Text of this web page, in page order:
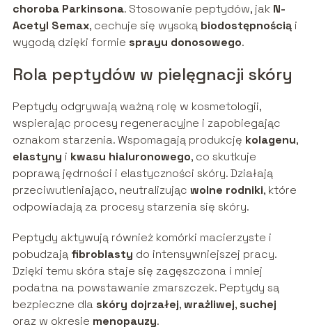
choroba Parkinsona. Stosowanie peptydów, jak N-
Acetyl Semax, cechuje się wysoką biodostępnościąi
wygodą dzięki formie sprayu donosowego.
Rola peptydów w pielęgnacji skóry
Peptydy odgrywają ważną rolę w kosmetologii,
wspierając procesy regeneracyjne i zapobiegając
oznakom starzenia. Wspomagają produkcję kolagenu,
elastyny i kwasu hialuronowego, co skutkuje
poprawą jędrności i elastyczności skóry. Działają
przeciwutleniająco, neutralizując wolne rodniki, które
odpowiadają za procesy starzenia się skóry.
Peptydy aktywują również komórki macierzyste i
pobudzają fibroblasty do intensywniejszej pracy.
Dzięki temu skóra staje się zagęszczona i mniej
podatna na powstawanie zmarszczek. Peptydy są
bezpieczne dla skóry dojrzałej,wrażliwej, suchej
oraz w okresie menopauzy.